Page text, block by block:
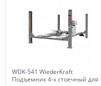
WDK-541 WiederKraft
Подъемник 4-х стоечный для